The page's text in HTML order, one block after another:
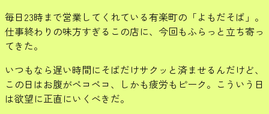
毎日23時まで営業してくれている有楽町の「よもだそば」。
仕事終わりの味方すぎるこの店に、今回もふらっと立ち寄っ
てきた。
いつもなら遅い時間にそばだけサクッと済ませるんだけど、
この日はお腹がペコペコ、しかも疲労もピーク。こういう日
は欲望に正直にいくべきだ。